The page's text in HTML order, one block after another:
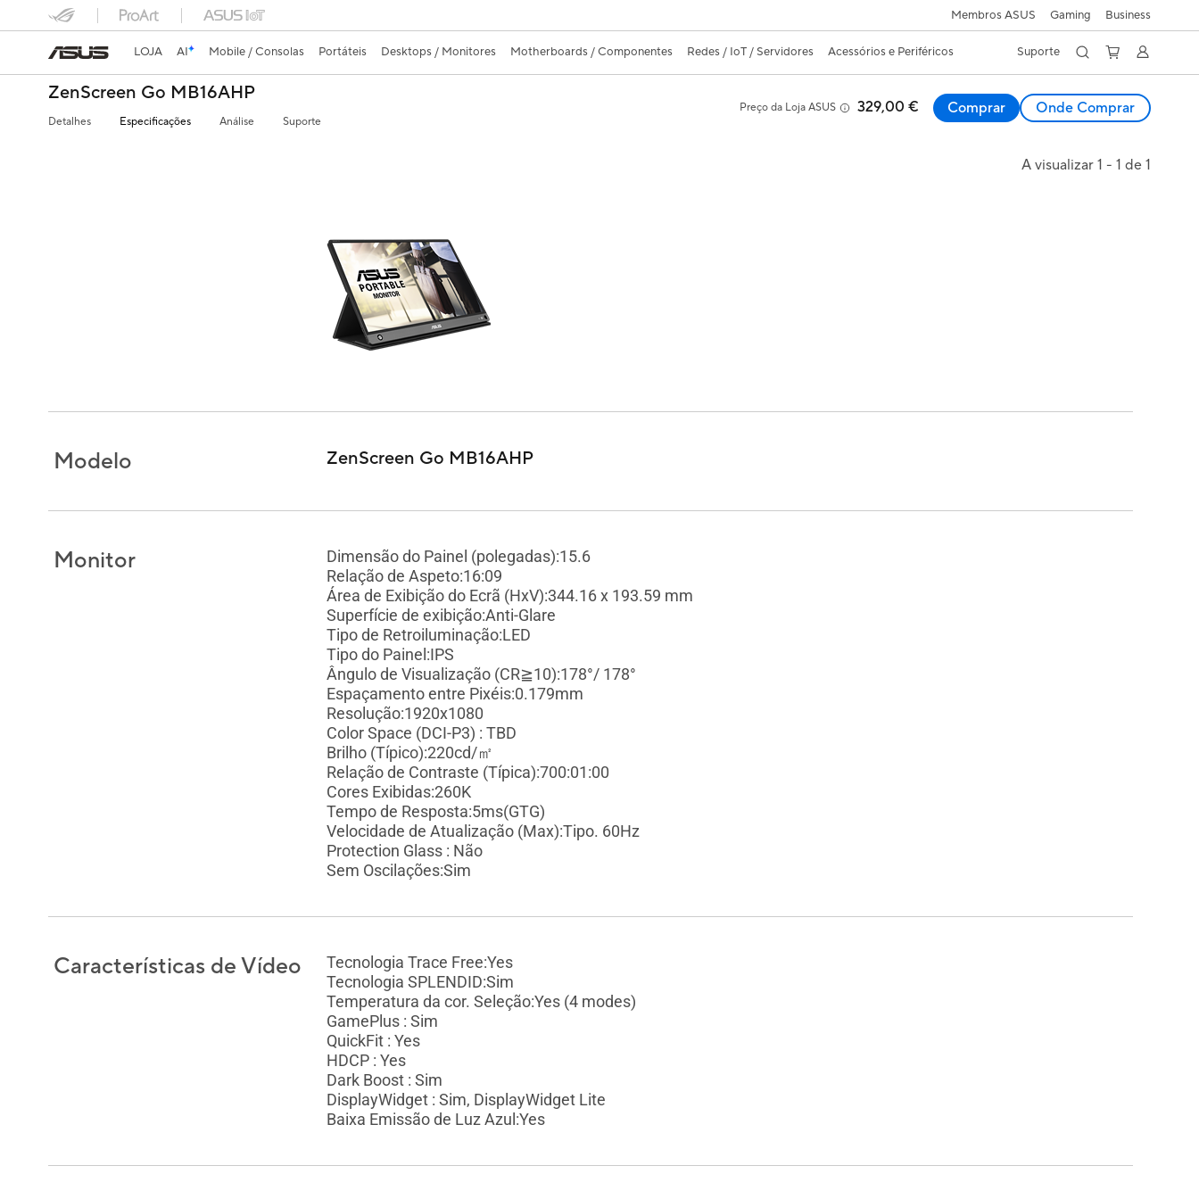
Membros ASUS Gaming Business
LOJA AI Mobile / Consolas Portáteis Desktops / Monitores Motherboards / Componentes Redes / IoT / Servidores Acessórios e Periféricos Suporte
ZenScreen Go MB16AHP
Detalhes Especificações Análise Suporte
Preço da Loja ASUS 329,00 € Comprar Onde Comprar
A visualizar 1 - 1 de 1
Modelo ZenScreen Go MB16AHP
Monitor
Dimensão do Painel (polegadas):15.6
Relação de Aspeto:16:09
Área de Exibição do Ecrã (HxV):344.16 x 193.59 mm
Superfície de exibição:Anti-Glare
Tipo de Retroiluminação:LED
Tipo do Painel:IPS
Ângulo de Visualização (CR≧10):178°/ 178°
Espaçamento entre Pixéis:0.179mm
Resolução:1920x1080
Color Space (DCI-P3) : TBD
Brilho (Típico):220cd/㎡
Relação de Contraste (Típica):700:01:00
Cores Exibidas:260K
Tempo de Resposta:5ms(GTG)
Velocidade de Atualização (Max):Tipo. 60Hz
Protection Glass : Não
Sem Oscilações:Sim
Características de Vídeo
Tecnologia Trace Free:Yes
Tecnologia SPLENDID:Sim
Temperatura da cor. Seleção:Yes (4 modes)
GamePlus : Sim
QuickFit : Yes
HDCP : Yes
Dark Boost : Sim
DisplayWidget : Sim, DisplayWidget Lite
Baixa Emissão de Luz Azul:Yes